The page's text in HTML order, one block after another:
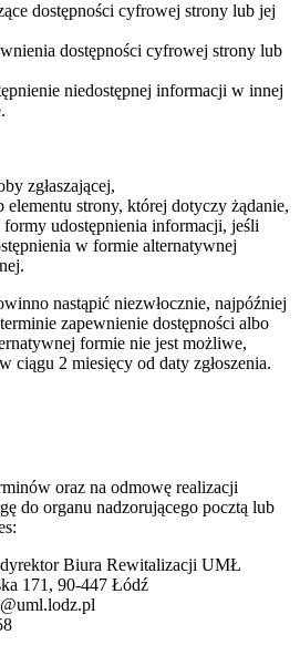
dostępności cyfrowej strony lub jej
dostępności cyfrowej strony lub
niedostępnej informacji w innej
zgłaszającej,
elementu strony, której dotyczy żądanie,
udostępnienia informacji, jeśli
w formie alternatywnej
nastąpić niezwłocznie, najpóźniej
zapewnienie dostępności albo
formie nie jest możliwe,
ciągu 2 miesięcy od daty zgłoszenia.
oraz na odmowę realizacji
do organu nadzorującego pocztą lub
Biura Rewitalizacji UMŁ
171, 90-447 Łódź